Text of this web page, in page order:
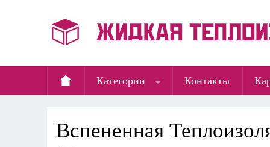
Категории Контакты
Вспененная